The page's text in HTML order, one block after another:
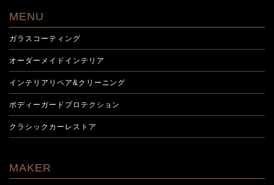
MENU
ガラスコーティング
オーダーメイドインテリア
インテリアリペア&クリーニング
ボディーガードプロテクション
クラシックカーレストア
MAKER